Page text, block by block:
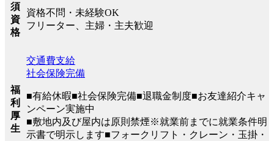
須
資
格
資格不問・未経験OK
フリーター、主婦・主夫歓迎
福
利
厚
生
交通費支給
社会保険完備
■有給休暇■社会保険完備■退職金制度■お友達紹介キャ
ンペーン実施中
■敷地内及び屋内は原則禁煙※就業前までに就業条件明
示書で明示します■フォークリフト・クレーン・玉掛・